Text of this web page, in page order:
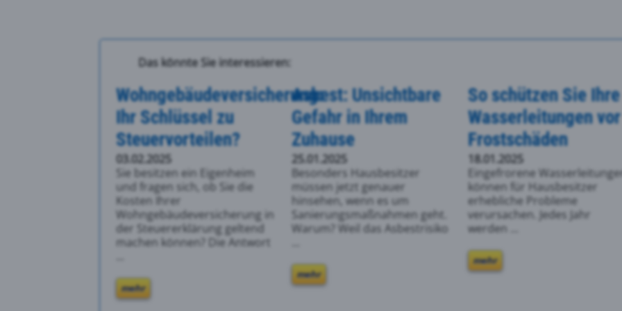
Das könnte Sie interessieren:
Wohngebäudeversicherung:
Ihr Schlüssel zu
Steuervorteilen?
03.02.2025
Sie besitzen ein Eigenheim
und fragen sich, ob Sie die
Kosten Ihrer
Wohngebäudeversicherung in
der Steuererklärung geltend
machen können? Die Antwort
mehr
Asbest: Unsichtbare
Gefahr in Ihrem
Zuhause
25.01.2025
Besonders Hausbesitzer
müssen jetzt genauer
hinsehen, wenn es um
Sanierungsmaßnahmen geht.
Warum? Weil das Asbestrisiko
mehr
So schützen Sie Ihre
Wasserleitungen vor
Frostschäden
18.01.2025
Eingefrorene
können für Hausbesitzer
erhebliche Probleme
verursachen. Jedes Jahr
werden ...
mehr